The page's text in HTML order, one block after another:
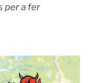
per a fer